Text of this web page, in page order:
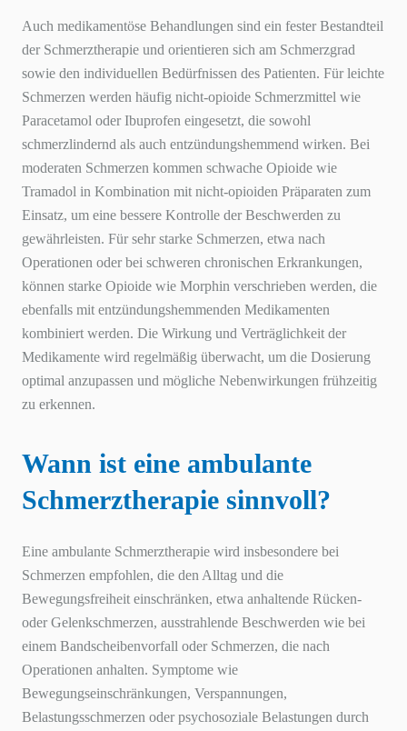
Auch medikamentöse Behandlungen sind ein fester Bestandteil
der Schmerztherapie und orientieren sich am Schmerzgrad
sowie den individuellen Bedürfnissen des Patienten. Für leichte
Schmerzen werden häufig nicht-opioide Schmerzmittel wie
Paracetamol oder Ibuprofen eingesetzt, die sowohl
schmerzlindernd als auch entzündungshemmend wirken. Bei
moderaten Schmerzen kommen schwache Opioide wie
Tramadol in Kombination mit nicht-opioiden Präparaten zum
Einsatz, um eine bessere Kontrolle der Beschwerden zu
gewährleisten. Für sehr starke Schmerzen, etwa nach
Operationen oder bei schweren chronischen Erkrankungen,
können starke Opioide wie Morphin verschrieben werden, die
ebenfalls mit entzündungshemmenden Medikamenten
kombiniert werden. Die Wirkung und Verträglichkeit der
Medikamente wird regelmäßig überwacht, um die Dosierung
optimal anzupassen und mögliche Nebenwirkungen frühzeitig
zu erkennen.
Wann ist eine ambulante
Schmerztherapie sinnvoll?
Eine ambulante Schmerztherapie wird insbesondere bei
Schmerzen empfohlen, die den Alltag und die
Bewegungsfreiheit einschränken, etwa anhaltende Rücken-
oder Gelenkschmerzen, ausstrahlende Beschwerden wie bei
einem Bandscheibenvorfall oder Schmerzen, die nach
Operationen anhalten. Symptome wie
Bewegungseinschränkungen, Verspannungen,
Belastungsschmerzen oder psychosoziale Belastungen durch